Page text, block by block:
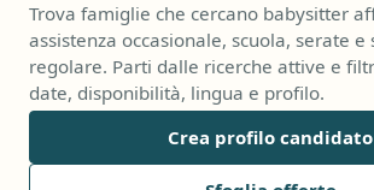
Trova famiglie che cercano babysitter
assistenza occasionale, scuola, serate e
regolare. Parti dalle ricerche attive e
date, disponibilità, lingua e profilo.
Crea profilo candidato